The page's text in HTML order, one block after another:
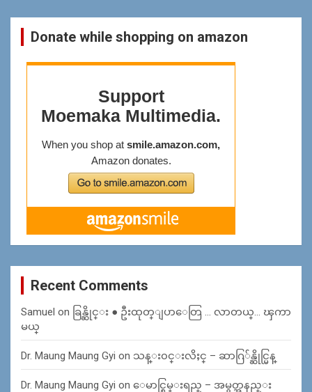
Donate while shopping on amazon
Recent Comments
Samuel on ခြန္ဆိုင္း ● ဦးထုတ္ျပာေတြ … လာတယ္… ၾကာ
မယ္
Dr. Maung Maung Gyi on သန္း၀င္းလိႈင္ – ဆာဂြ်န္ဆိုင္မြန္
Dr. Maung Maung Gyi on ေမာင္စြမ္းရည္ – အမွတ္အနည္း